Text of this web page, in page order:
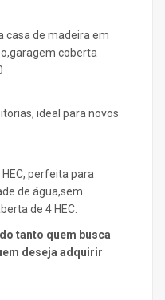
casa de madeira em
coberta
ideal para novos
perfeita para
de água,sem
de 4 HEC.
tanto quem busca
deseja adquirir